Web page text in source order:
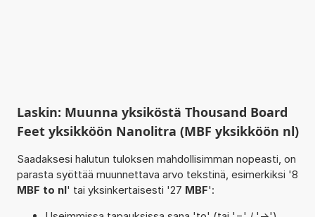
Laskin: Muunna yksiköstä Thousand Board
Feet yksikköön Nanolitra (MBF yksikköön nl)
Saadaksesi halutun tuloksen mahdollisimman nopeasti, on
parasta syöttää muunnettava arvo tekstinä, esimerkiksi '8
MBF to nl' tai yksinkertaisesti '27 MBF':